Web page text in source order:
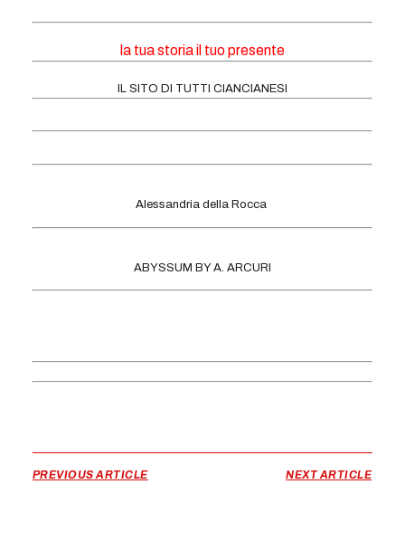
la tua storia il tuo presente
IL SITO DI TUTTI CIANCIANESI
Alessandria della Rocca
ABYSSUM BY A. ARCURI
PREVIOUS ARTICLE NEXT ARTICLE